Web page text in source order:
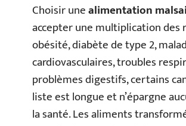
Choisir unealimentation
accepter une multiplication des
obésité, diabète de type 2,
cardiovasculaires, troubles
problèmes digestifs, certains
liste est longue et n’épargne
la santé. Les aliments